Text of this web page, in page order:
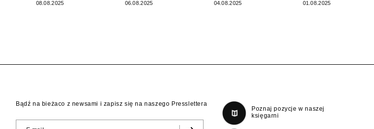
08.08.2025 06.08.2025 04.08.2025 01.08.2025
Bądź na bieżaco z newsami i zapisz się na naszego Presslettera
Poznaj pozycje w naszej
księgarni